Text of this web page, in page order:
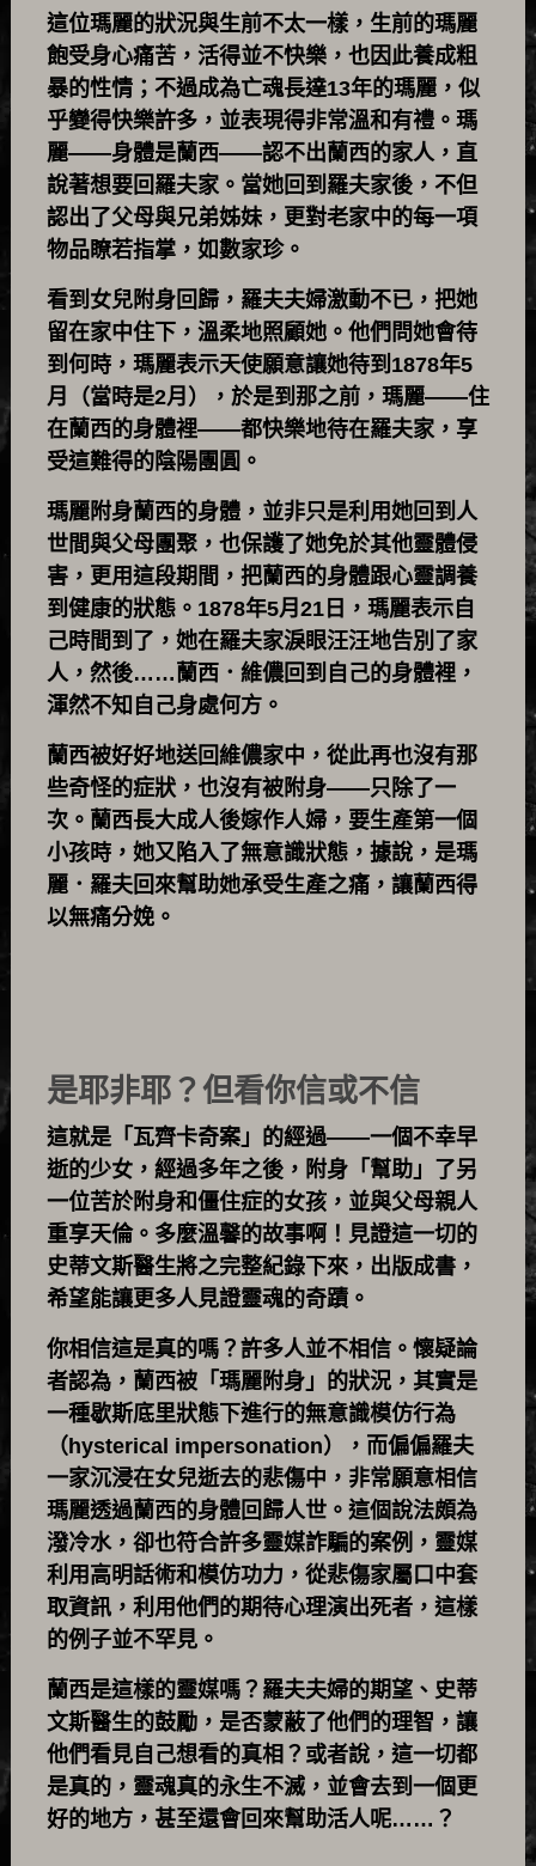
這位瑪麗的狀況與生前不太一樣，生前的瑪麗
飽受身心痛苦，活得並不快樂，也因此養成粗
暴的性情；不過成為亡魂長達13年的瑪麗，似
乎變得快樂許多，並表現得非常溫和有禮。瑪
麗——身體是蘭西——認不出蘭西的家人，直
說著想要回羅夫家。當她回到羅夫家後，不但
認出了父母與兄弟姊妹，更對老家中的每一項
物品瞭若指掌，如數家珍。
看到女兒附身回歸，羅夫夫婦激動不已，把她
留在家中住下，溫柔地照顧她。他們問她會待
到何時，瑪麗表示天使願意讓她待到1878年5
月（當時是2月），於是到那之前，瑪麗——住
在蘭西的身體裡——都快樂地待在羅夫家，享
受這難得的陰陽團圓。
瑪麗附身蘭西的身體，並非只是利用她回到人
世間與父母團聚，也保護了她免於其他靈體侵
害，更用這段期間，把蘭西的身體跟心靈調養
到健康的狀態。1878年5月21日，瑪麗表示自
己時間到了，她在羅夫家淚眼汪汪地告別了家
人，然後……蘭西．維儂回到自己的身體裡，
渾然不知自己身處何方。
蘭西被好好地送回維儂家中，從此再也沒有那
些奇怪的症狀，也沒有被附身——只除了一
次。蘭西長大成人後嫁作人婦，要生產第一個
小孩時，她又陷入了無意識狀態，據說，是瑪
麗．羅夫回來幫助她承受生產之痛，讓蘭西得
以無痛分娩。
是耶非耶？但看你信或不信
這就是「瓦齊卡奇案」的經過——一個不幸早
逝的少女，經過多年之後，附身「幫助」了另
一位苦於附身和僵住症的女孩，並與父母親人
重享天倫。多麼溫馨的故事啊！見證這一切的
史蒂文斯醫生將之完整紀錄下來，出版成書，
希望能讓更多人見證靈魂的奇蹟。
你相信這是真的嗎？許多人並不相信。懷疑論
者認為，蘭西被「瑪麗附身」的狀況，其實是
一種歇斯底里狀態下進行的無意識模仿行為
（hysterical impersonation），而偏偏羅夫
一家沉浸在女兒逝去的悲傷中，非常願意相信
瑪麗透過蘭西的身體回歸人世。這個說法頗為
潑冷水，卻也符合許多靈媒詐騙的案例，靈媒
利用高明話術和模仿功力，從悲傷家屬口中套
取資訊，利用他們的期待心理演出死者，這樣
的例子並不罕見。
蘭西是這樣的靈媒嗎？羅夫夫婦的期望、史蒂
文斯醫生的鼓勵，是否蒙蔽了他們的理智，讓
他們看見自己想看的真相？或者說，這一切都
是真的，靈魂真的永生不滅，並會去到一個更
好的地方，甚至還會回來幫助活人呢……？